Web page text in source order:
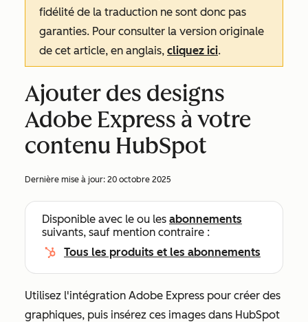
fidélité de la traduction ne sont donc pas
garanties. Pour consulter la version originale
de cet article, en anglais, cliquez ici.
Ajouter des designs
Adobe Express à votre
contenu HubSpot
Dernière mise à jour: 20 octobre 2025
Disponible avec le ou les abonnements
suivants, sauf mention contraire :
Tous les produits et les abonnements
Utilisez l'intégration Adobe Express pour créer des
graphiques, puis insérez ces images dans HubSpot